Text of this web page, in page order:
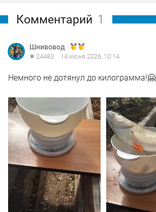
Комментарий 1
Шнивовод
24483 14 июня 2026, 10:14
Немного не дотянул до килограмма!🤗